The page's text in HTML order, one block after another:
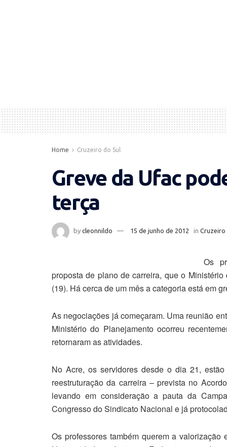
Home Cruzeiro do Sul
Greve da Ufac
terça
by cleonnildo 15 de junho de 2012 in Cruzeiro
Os
proposta de plano de carreira, que o
(19). Há cerca de um mês a categoria está em
As negociações já começaram. Uma reunião
Ministério do Planejamento ocorreu
retornaram as atividades.
No Acre, os servidores desde o dia 21,
reestruturação da carreira – prevista no
levando em consideração a pauta da
Congresso do Sindicato Nacional e já
Os professores também querem a